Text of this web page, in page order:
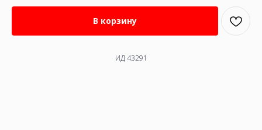
В корзину
ИД 43291